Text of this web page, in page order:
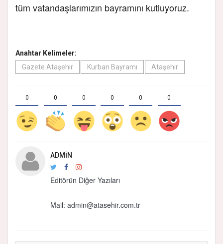
tüm vatandaşlarımızın bayramını kutluyoruz.
Anahtar Kelimeler:
Gazete Ataşehir
Kurban Bayramı Ataşehir
0 0 0 0 0 0
ADMIN
Editörün Diğer Yazıları
Mail: admin@atasehir.com.tr